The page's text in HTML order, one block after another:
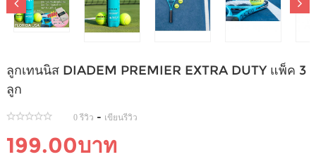
ลูกเทนนิส DIADEM PREMIER EXTRA DUTY แพ็ค 3
ลูก
0 รีวิว - เขียนรีวิว
199.00บาท